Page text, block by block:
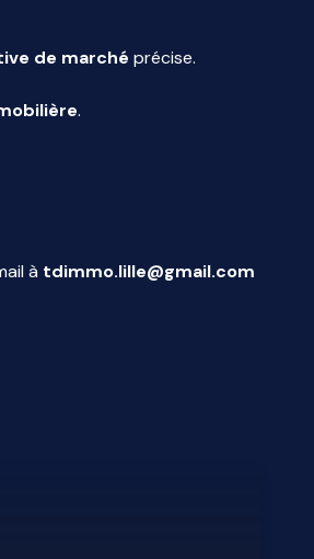
de marché précise.
.
à tdimmo.lille@gmail.com